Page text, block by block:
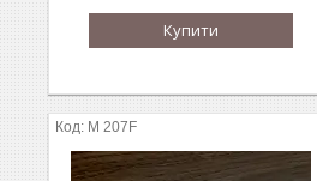
Купити
M 207F